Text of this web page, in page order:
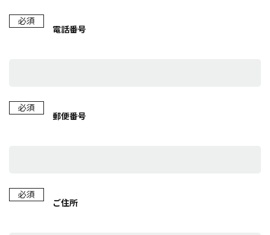
必須
電話番号
必須
郵便番号
必須
ご住所